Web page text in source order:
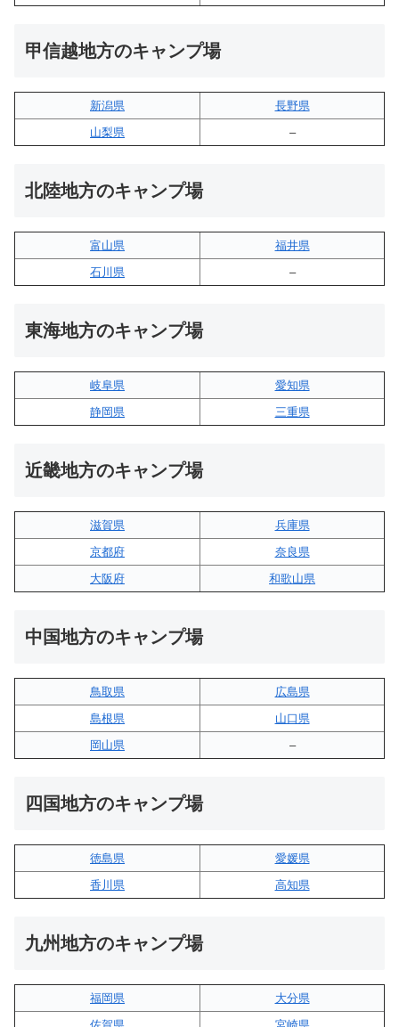
甲信越地方のキャンプ場
新潟県
長野県
山梨県
–
北陸地方のキャンプ場
富山県
福井県
石川県
–
東海地方のキャンプ場
岐阜県
愛知県
静岡県
三重県
近畿地方のキャンプ場
滋賀県
兵庫県
京都府
奈良県
大阪府
和歌山県
中国地方のキャンプ場
鳥取県
広島県
島根県
山口県
岡山県
–
四国地方のキャンプ場
徳島県
愛媛県
香川県
高知県
九州地方のキャンプ場
福岡県
大分県